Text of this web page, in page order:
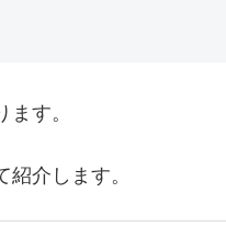
す。
介します。